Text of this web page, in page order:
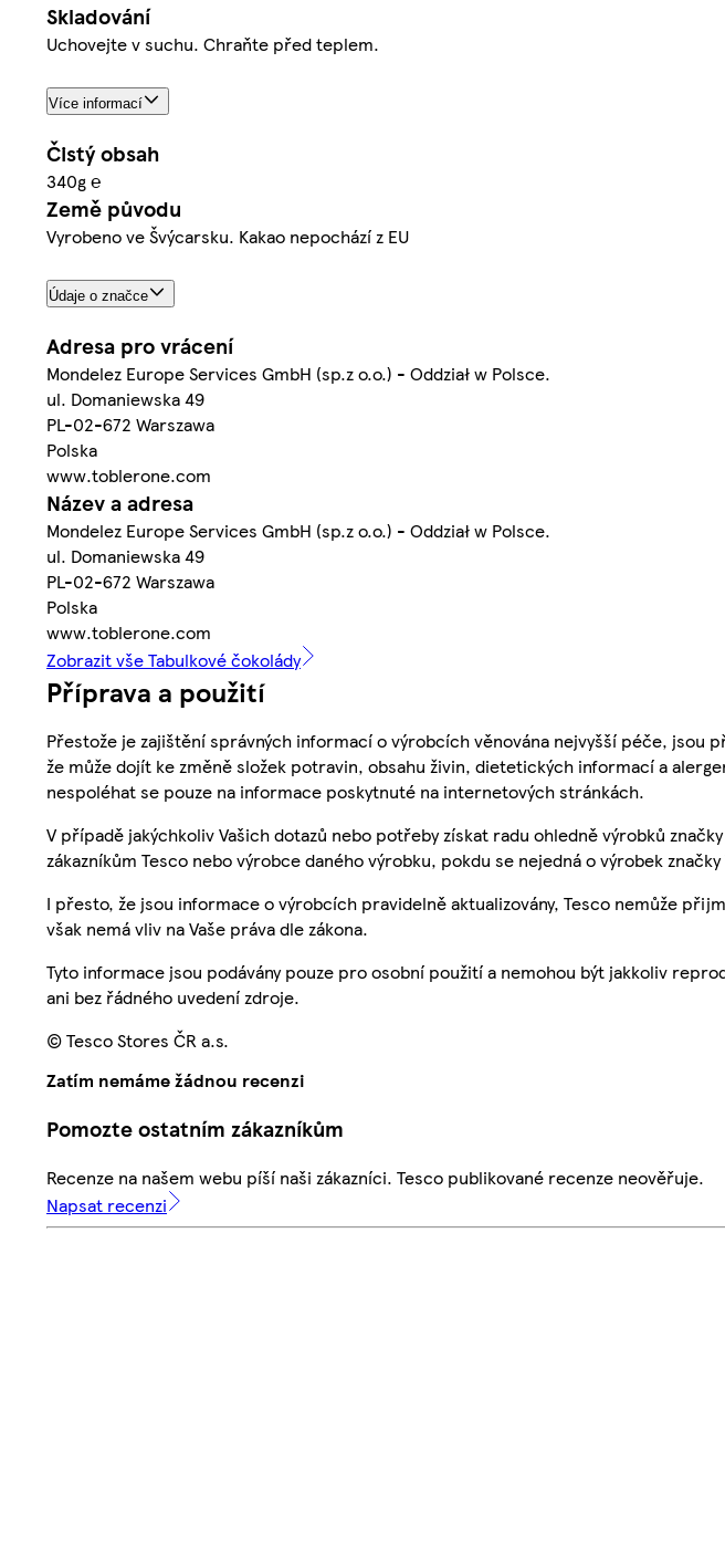
Skladování
Uchovejte v suchu. Chraňte před teplem.
Více informací
Čistý obsah
340g ℮
Země původu
Vyrobeno ve Švýcarsku. Kakao nepochází z EU
Údaje o značce
Adresa pro vrácení
Mondelez Europe Services GmbH (sp.z o.o.) - Oddział w Polsce.
ul. Domaniewska 49
PL-02-672 Warszawa
Polska
www.toblerone.com
Název a adresa
Mondelez Europe Services GmbH (sp.z o.o.) - Oddział w Polsce.
ul. Domaniewska 49
PL-02-672 Warszawa
Polska
www.toblerone.com
Zobrazit vše Tabulkové čokolády
Příprava a použití
Přestože je zajištění správných informací o výrobcích věnována nejvyšší péče, jsou
že může dojít ke změně složek potravin, obsahu živin, dietetických informací a
nespoléhat se pouze na informace poskytnuté na internetových stránkách.
V případě jakýchkoliv Vašich dotazů nebo potřeby získat radu ohledně výrobků
zákazníkům Tesco nebo výrobce daného výrobku, pokdu se nejedná o výrobek značky
I přesto, že jsou informace o výrobcích pravidelně aktualizovány, Tesco nemůže
však nemá vliv na Vaše práva dle zákona.
Tyto informace jsou podávány pouze pro osobní použití a nemohou být jakkoliv
ani bez řádného uvedení zdroje.
© Tesco Stores ČR a.s.
Zatím nemáme žádnou recenzi
Pomozte ostatním zákazníkům
Recenze na našem webu píší naši zákazníci. Tesco publikované recenze neověřuje.
Napsat recenzi